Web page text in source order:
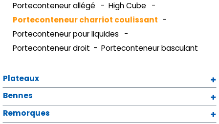
Porteconteneur allégé
High Cube
Porteconteneur charriot coulissant
Porteconteneur pour liquides
Porteconteneur droit
Porteconteneur basculant
Plateaux
Bennes
Remorques